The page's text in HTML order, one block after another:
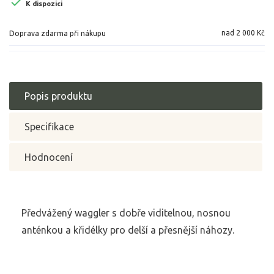
K dispozici
Doprava zdarma při nákupu nad 2 000 Kč
Popis produktu
Specifikace
Hodnocení
Předvážený waggler s dobře viditelnou, nosnou
anténkou a křidélky pro delší a přesnější náhozy.